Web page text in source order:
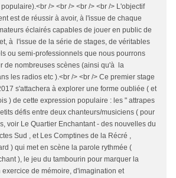
/> <br /> <br /> <br /> L'objectif
est de réussir à avoir, à l'issue de chaque
éclairés capables de jouer en public de
à l'issue de la série de stages, de véritables
ou semi-professionnels que nous pourrons
de nombreuses scènes (ainsi qu'à la
les radios etc ).<br /> <br /> Ce premier stage
s'attachera à explorer une forme oubliée ( et
) de cette expression populaire : les " attrapes
défis entre deux chanteurs/musiciens ( pour
voir Le Quartier Enchantant - des nouvelles du
Sud , et Les Comptines de la Récré ,
) qui met en scène la parole rythmée (
), le jeu du tambourin pour marquer la
exercice de mémoire, d'imagination et